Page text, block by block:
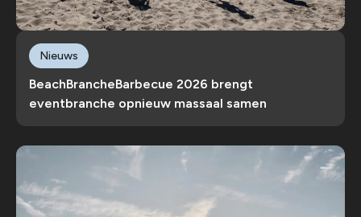
BeachBrancheBarbecue 2026 brengt
eventbranche opnieuw massaal samen
Nieuws